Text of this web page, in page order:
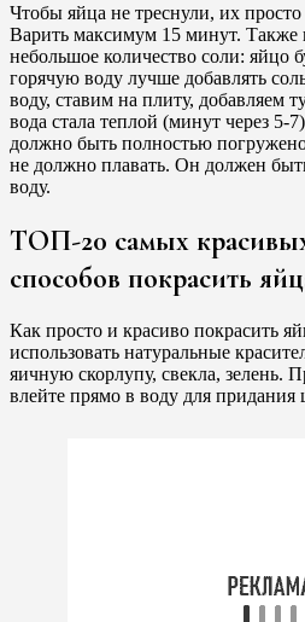
Чтобы яйца не треснули, их
Варить максимум 15 минут. Также
небольшое количество соли: яйцо
горячую воду лучше добавлять
воду, ставим на плиту, добавляем
вода стала теплой (минут через 5-
должно быть полностью
не должно плавать. Он должен
воду.
ТОП-20 самых
способов покрасить
Как просто и красиво покрасить
использовать натуральные
яичную скорлупу, свекла, зелень.
влейте прямо в воду для придания